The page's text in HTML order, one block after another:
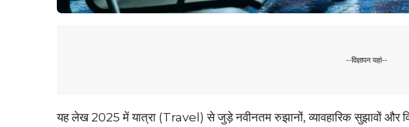
--विज्ञापन यहां--
यह लेख 2025 में यात्रा (Travel) से जुड़े नवीनतम रुझानों, व्यावहारिक सुझावों और